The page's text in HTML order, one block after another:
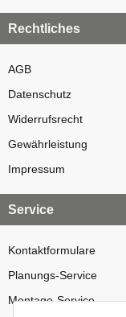
Rechtliches
AGB
Datenschutz
Widerrufsrecht
Gewährleistung
Impressum
Service
Kontaktformulare
Planungs-Service
Montage-Service